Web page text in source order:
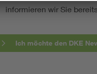
informieren wir Sie
Ich möchte den DKE